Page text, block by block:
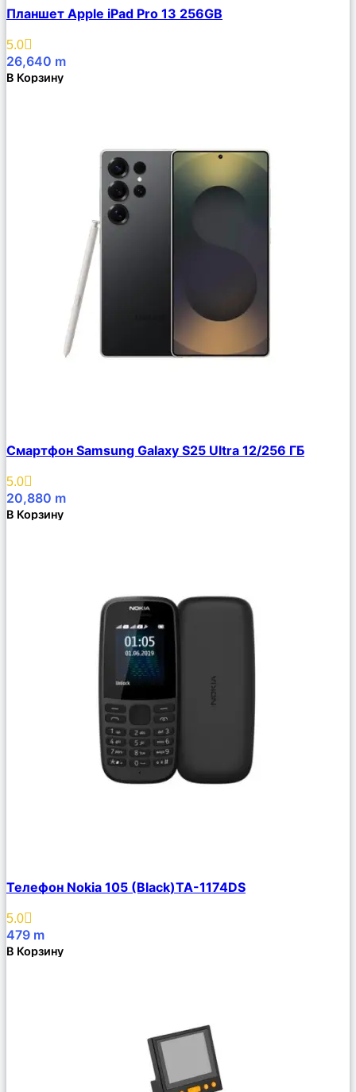
Описание
Избранное
Планшет Apple iPad Pro 13 256GB
5.0
26,640 m
В Корзину
Описание
Избранное
Смартфон Samsung Galaxy S25 Ultra 12/256 ГБ
5.0
20,880 m
В Корзину
Описание
Избранное
Телефон Nokia 105 (Black)TA-1174DS
5.0
479 m
В Корзину